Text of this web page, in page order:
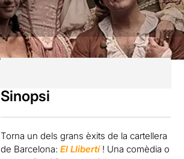
Sinopsi
Torna un dels grans èxits de la cartellera
de Barcelona:El Llibertí ! Una comèdia o